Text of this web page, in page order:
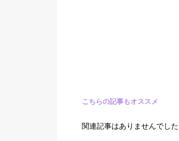
こちらの記事もオススメ
関連記事はありませんでした